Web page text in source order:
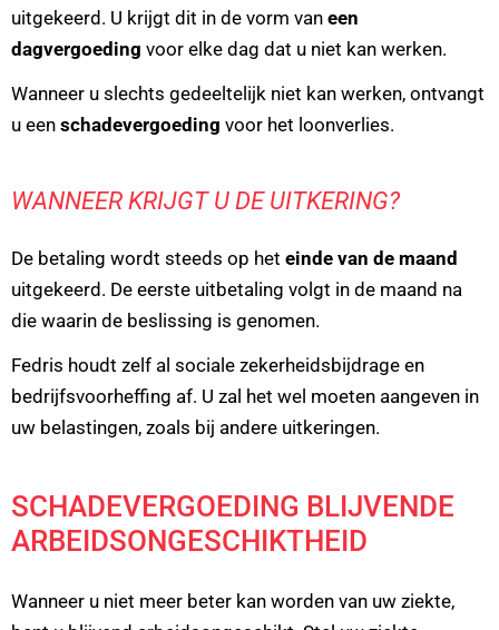
uitgekeerd. U krijgt dit in de vorm van een
dagvergoeding voor elke dag dat u niet kan werken.
Wanneer u slechts gedeeltelijk niet kan werken, ontvangt
u een schadevergoeding voor het loonverlies.
WANNEER KRIJGT U DE UITKERING?
De betaling wordt steeds op het einde van de maand
uitgekeerd. De eerste uitbetaling volgt in de maand na
die waarin de beslissing is genomen.
Fedris houdt zelf al sociale zekerheidsbijdrage en
bedrijfsvoorheffing af. U zal het wel moeten aangeven in
uw belastingen, zoals bij andere uitkeringen.
SCHADEVERGOEDING BLIJVENDE
ARBEIDSONGESCHIKTHEID
Wanneer u niet meer beter kan worden van uw ziekte,